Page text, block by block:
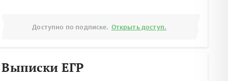
Доступно по подписке. Открыть доступ.
Выписки ЕГР